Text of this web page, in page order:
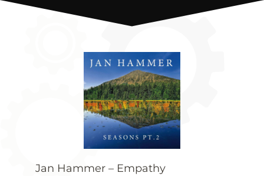
Jan Hammer – Empathy